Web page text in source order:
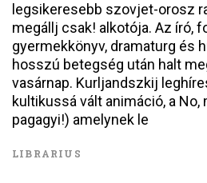
legsikeresebb szovjet-orosz
megállj csak! alkotója. Az író,
gyermekkönyv, dramaturg és
hosszú betegség után halt
vasárnap. Kurljandszkij
kultikussá vált animáció, a No,
pagagyi!) amelynek le
LIBRARIUS